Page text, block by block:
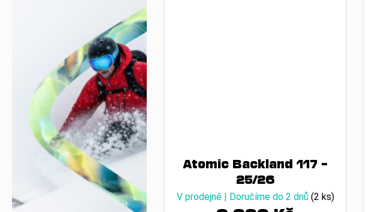
Atomic Backland 117 –
25/26
V prodejně | Doručíme do 2 dnů (2 ks)